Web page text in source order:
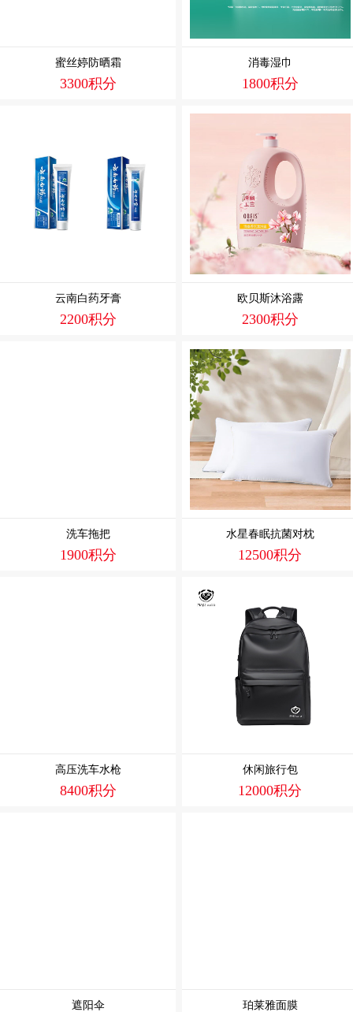
蜜丝婷防晒霜
3300积分
消毒湿巾
1800积分
云南白药牙膏
2200积分
欧贝斯沐浴露
2300积分
洗车拖把
1900积分
水星春眠抗菌对枕
12500积分
高压洗车水枪
8400积分
休闲旅行包
12000积分
遮阳伞 珀莱雅面膜